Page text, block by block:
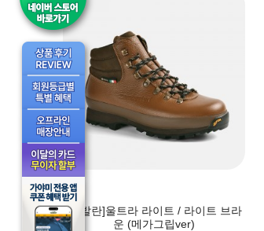
[잠발란]울트라 라이트 / 라이트 브라
운 (메가그립ver)